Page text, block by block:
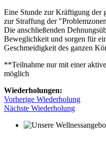
Eine Stunde zur Kräftigung der
zur Straffung der
Die anschließenden
Beweglichkeit und sorgen für
Geschmeidigkeit des ganzen
**Teilnahme nur mit einer
möglich
Wiederholungen:
Vorherige Wiederholung
Nächste Wiederholung